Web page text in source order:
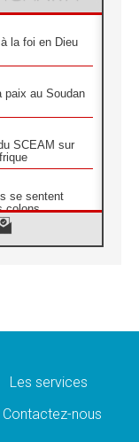
la foi en Dieu
paix au Soudan
SCEAM sur
se sentent
colons
Dame du
Les services
Contactez-nous